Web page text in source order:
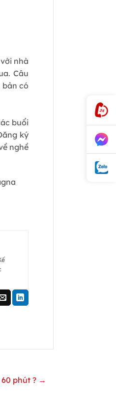
nhà
Câu
bản có
buổi
ký
nghề
60 phút ? →